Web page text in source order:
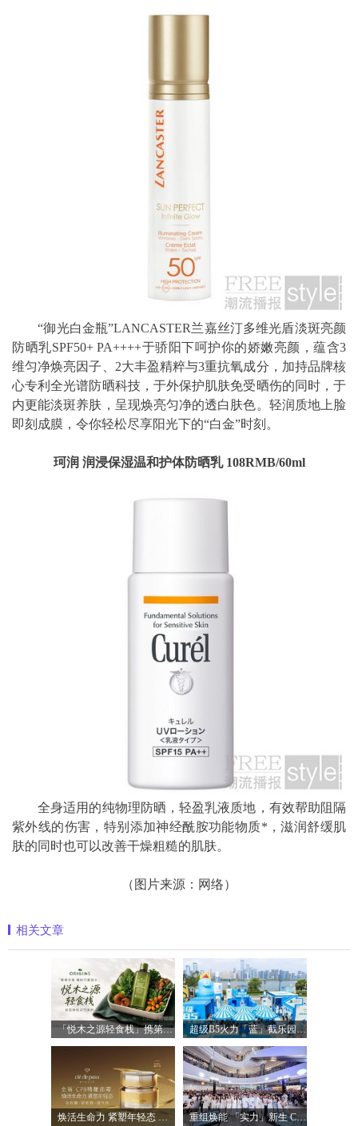
“御光白金瓶”LANCASTER兰嘉丝汀多维光盾淡斑亮颜
防晒乳SPF50+ PA++++于骄阳下呵护你的娇嫩亮颜，蕴含3
维匀净焕亮因子、2大丰盈精粹与3重抗氧成分，加持品牌核
心专利全光谱防晒科技，于外保护肌肤免受晒伤的同时，于
内更能淡斑养肤，呈现焕亮匀净的透白肤色。轻润质地上脸
即刻成膜，令你轻松尽享阳光下的“白金”时刻。
珂润 润浸保湿温和护体防晒乳 108RMB/60ml
全身适用的纯物理防晒，轻盈乳液质地，有效帮助阻隔
紫外线的伤害，特别添加神经酰胺功能物质*，滋润舒缓肌
肤的同时也可以改善干燥粗糙的肌肤。
（图片来源：网络）
相关文章
「悦木之源轻食栈」携第四代菌菇水轻盈 超级B5火力「蓝」截乐园登陆长沙，理肤
焕活生命力 紧塑年轻态 全新「CPB精雕面 重组焕能 「实力」新生 Clinique倩碧携手品